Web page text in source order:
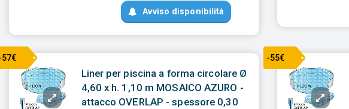
Avviso disponibilità
Liner per piscina a forma circolare Ø
4,60 x h. 1,10 m MOSAICO AZURO -
attacco OVERLAP - spessore 0,30
-55€